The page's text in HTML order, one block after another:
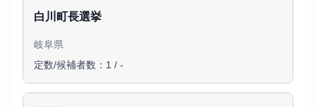
白川町長選挙
岐阜県
定数/候補者数：1 / -